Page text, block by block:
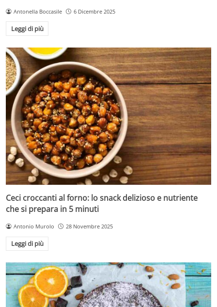
Antonella Boccasile 6 Dicembre 2025
Leggi di più
Ceci croccanti al forno: lo snack delizioso e nutriente
che si prepara in 5 minuti
Antonio Murolo 28 Novembre 2025
Leggi di più